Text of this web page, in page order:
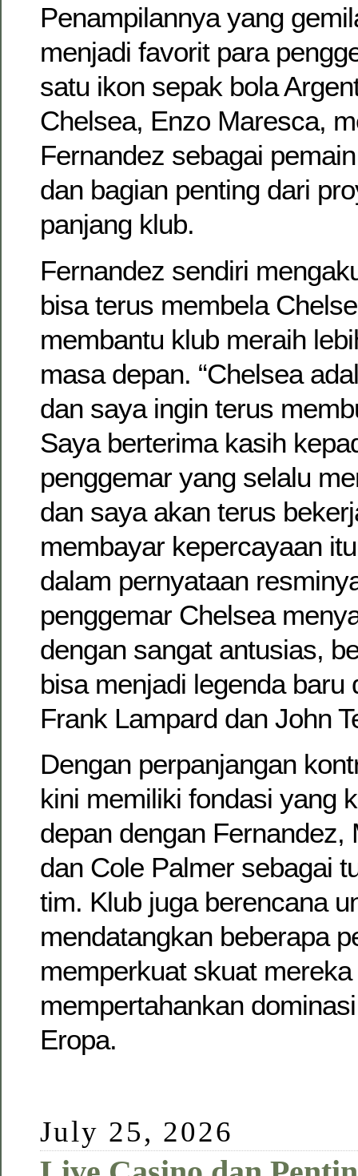
Penampilannya yang
menjadi favorit para
satu ikon sepak bola
Chelsea, Enzo Maresca,
Fernandez sebagai
dan bagian penting dari
panjang klub.
Fernandez sendiri
bisa terus membela
membantu klub meraih
masa depan. “Chelsea
dan saya ingin terus
Saya berterima kasih
penggemar yang selalu
dan saya akan terus
membayar kepercayaan
dalam pernyataan
penggemar Chelsea
dengan sangat antusias,
bisa menjadi legenda baru
Frank Lampard dan John
Dengan perpanjangan
kini memiliki fondasi yang
depan dengan Fernandez,
dan Cole Palmer sebagai
tim. Klub juga berencana
mendatangkan beberapa
memperkuat skuat mereka
mempertahankan
Eropa.
July 25, 2026